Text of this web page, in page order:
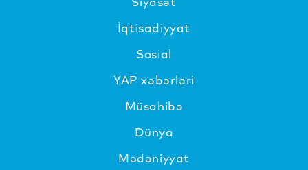
İqtisadiyyat
Sosial
YAP xəbərləri
Müsahibə
Dünya
Mədəniyyat